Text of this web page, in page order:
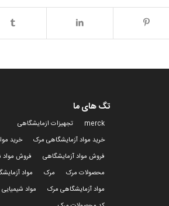
تگ های ما
merck
تجهیزات ازمایشگاهی
خرید مواد آزمایشگاهی مرک
خرید
فروش مواد آزمایشگاهی
فروش مواد
محصولات مرک
مرک
مواد
مواد آزمایشگاهی مرک
مواد